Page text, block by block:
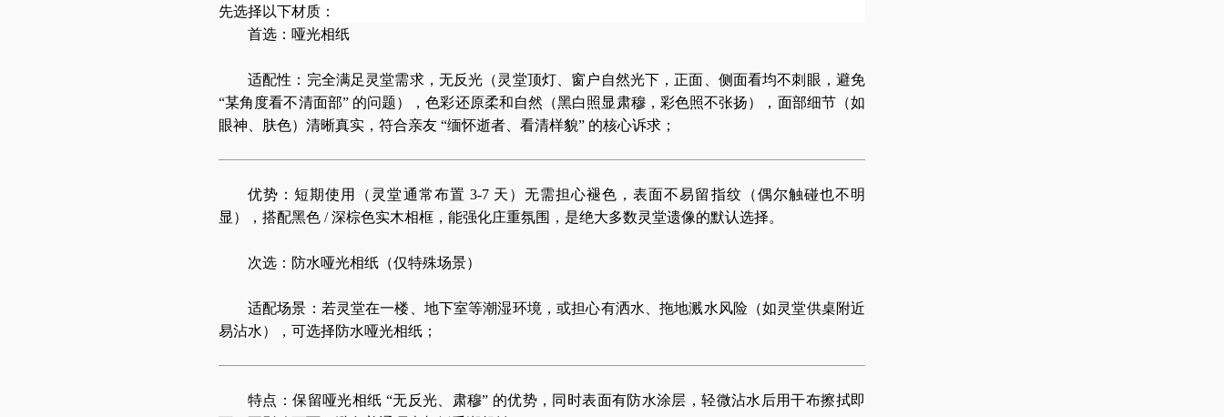
先选择以下材质：
首选：哑光相纸
适配性：完全满足灵堂需求，无反光（灵堂顶灯、窗户自然光下，正面、侧面看均不刺眼，避免
“某角度看不清面部” 的问题），色彩还原柔和自然（黑白照显肃穆，彩色照不张扬），面部细节（如
眼神、肤色）清晰真实，符合亲友 “缅怀逝者、看清样貌” 的核心诉求；
优势：短期使用（灵堂通常布置 3-7 天）无需担心褪色，表面不易留指纹（偶尔触碰也不明
显），搭配黑色 / 深棕色实木相框，能强化庄重氛围，是绝大多数灵堂遗像的默认选择。
次选：防水哑光相纸（仅特殊场景）
适配场景：若灵堂在一楼、地下室等潮湿环境，或担心有洒水、拖地溅水风险（如灵堂供桌附近
易沾水），可选择防水哑光相纸；
特点：保留哑光相纸 “无反光、肃穆” 的优势，同时表面有防水涂层，轻微沾水后用干布擦拭即